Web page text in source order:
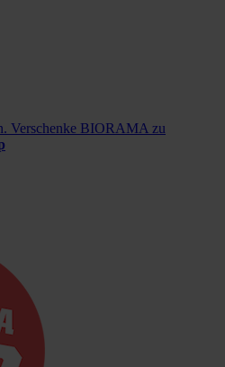
Verschenke BIORAMA zu